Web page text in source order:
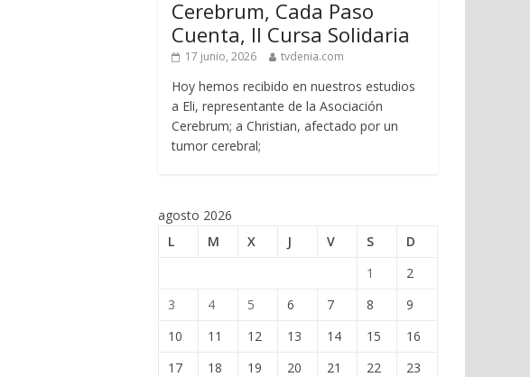
Cerebrum, Cada Paso
Cuenta, II Cursa Solidaria
17 junio, 2026 tvdenia.com
Hoy hemos recibido en nuestros estudios
a Eli, representante de la Asociación
Cerebrum; a Christian, afectado por un
tumor cerebral;
agosto 2026
L
M X J V S
D
1
2
3
4 5 6 7 8
9
10
11 12 13 14 15
16
17
18 19 20 21 22
23